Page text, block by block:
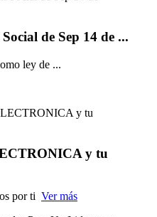
de Sep 14 de ...
ley de ...
y tu
por ti Ver más